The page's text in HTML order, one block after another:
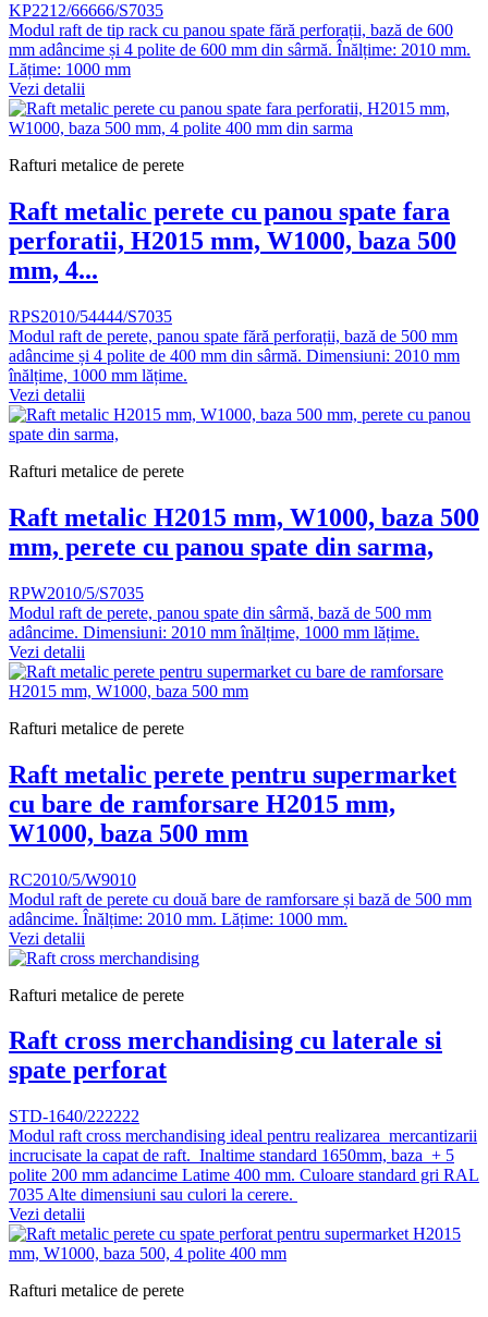
KP2212/66666/S7035
Modul raft de tip rack cu panou spate fără perforații, bază de 600
mm adâncime și 4 polite de 600 mm din sârmă. Înălțime: 2010 mm.
Lățime: 1000 mm
Vezi detalii
Rafturi metalice de perete
Raft metalic perete cu panou spate fara
perforatii, H2015 mm, W1000, baza 500
mm, 4...
RPS2010/54444/S7035
Modul raft de perete, panou spate fără perforații, bază de 500 mm
adâncime și 4 polite de 400 mm din sârmă. Dimensiuni: 2010 mm
înălțime, 1000 mm lățime.
Vezi detalii
Rafturi metalice de perete
Raft metalic H2015 mm, W1000, baza 500
mm, perete cu panou spate din sarma,
RPW2010/5/S7035
Modul raft de perete, panou spate din sârmă, bază de 500 mm
adâncime. Dimensiuni: 2010 mm înălțime, 1000 mm lățime.
Vezi detalii
Rafturi metalice de perete
Raft metalic perete pentru supermarket
cu bare de ramforsare H2015 mm,
W1000, baza 500 mm
RC2010/5/W9010
Modul raft de perete cu două bare de ramforsare și bază de 500 mm
adâncime. Înălțime: 2010 mm. Lățime: 1000 mm.
Vezi detalii
Rafturi metalice de perete
Raft cross merchandising cu laterale si
spate perforat
STD-1640/222222
Modul raft cross merchandising ideal pentru realizarea mercantizarii
incrucisate la capat de raft. Inaltime standard 1650mm, baza + 5
polite 200 mm adancime Latime 400 mm. Culoare standard gri RAL
7035 Alte dimensiuni sau culori la cerere.
Vezi detalii
Rafturi metalice de perete